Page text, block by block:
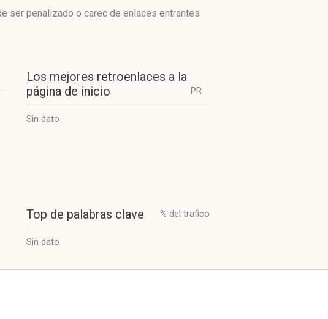
ser penalizado o carec de enlaces entrantes
Los mejores retroenlaces a la
página de inicio
PR
Sin dato
Top de palabras clave % del trafico
Sin dato